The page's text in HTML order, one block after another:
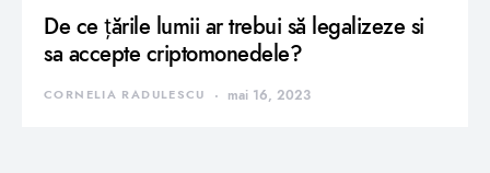
De ce țările lumii ar trebui să legalizeze si
sa accepte criptomonedele?
CORNELIA RADULESCU mai 16, 2023